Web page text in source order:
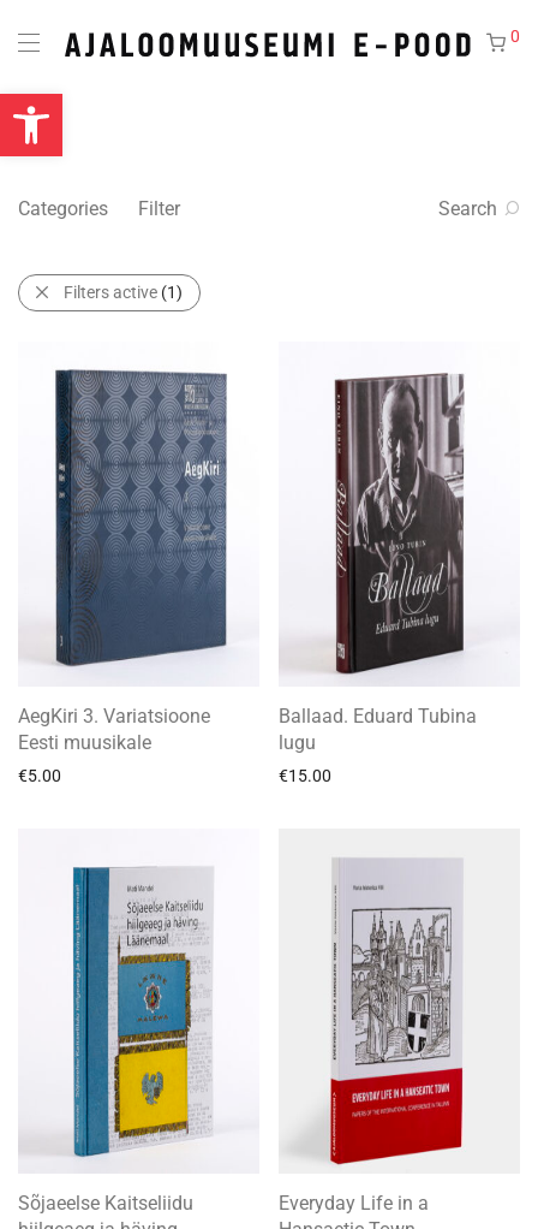
Open toolbar
0
Categories Filter Search
Filters active (1)
AegKiri 3. Variatsioone
Eesti muusikale
€5.00
Ballaad. Eduard Tubina
lugu
€15.00
Sõjaeelse Kaitseliidu
Everyday Life in a